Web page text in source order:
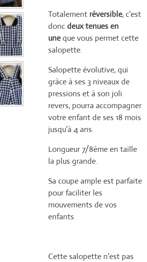
Totalement réversible, c'est
doncdeux tenues en
uneque vous permet cette
salopette.
Salopette évolutive, qui
grâce à ses 3 niveaux de
pressions et à son joli
revers, pourra accompagner
votre enfant de ses 18 mois
jusqu'à 4 ans.
Longueur 7/8ème en taille
la plus grande.
Sa coupe ample est parfaite
pour faciliter les
mouvements de vos
enfants.
Cette salopette n'est pas